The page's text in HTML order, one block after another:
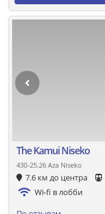
The Kamui Niseko
430-25.26 Aza Niseko
7.6 км до центра
Wi-fi в лобби